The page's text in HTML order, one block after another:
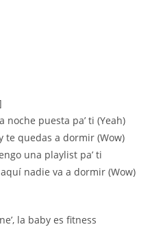
noche puesta pa’ ti (Yeah)
te quedas a dormir (Wow)
una playlist pa’ ti
aquí nadie va a dormir (Wow)
la baby es fitness